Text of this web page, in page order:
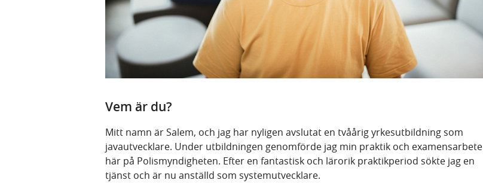
Vem är du?
Mitt namn är Salem, och jag har nyligen avslutat en tvåårig yrkesutbildning som
javautvecklare. Under utbildningen genomförde jag min praktik och examensarbete
här på Polismyndigheten. Efter en fantastisk och lärorik praktikperiod sökte jag en
tjänst och är nu anställd som systemutvecklare.